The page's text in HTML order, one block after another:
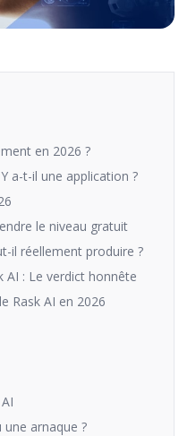
en 2026 ?
a-t-il une application ?
le niveau gratuit
il réellement produire ?
AI : Le verdict honnête
Rask AI en 2026
une arnaque ?